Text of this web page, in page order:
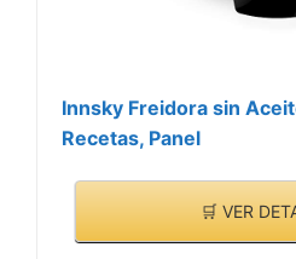
Innsky Freidora sin
Recetas, Panel
🛒 VER